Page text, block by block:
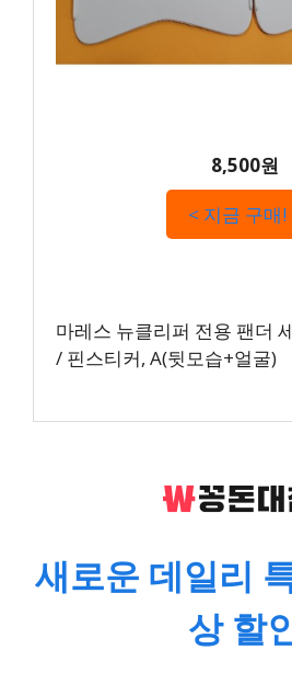
8,500원
< 지금 구매!
마레스 뉴클리퍼 전용 팬더
/ 핀스티커, A(뒷모습+얼굴)
새로운 데일리
상 할